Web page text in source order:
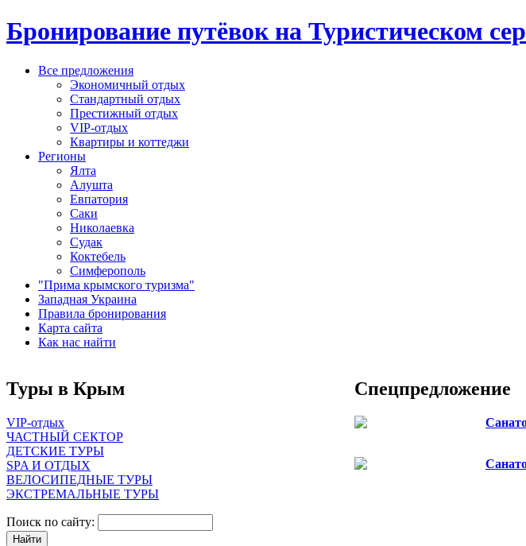
Бронирование путёвок на Туристическом
Все предложения
Экономичный отдых
Стандартный отдых
Престижный отдых
VIP-отдых
Квартиры и коттеджи
Регионы
Ялта
Алушта
Евпатория
Саки
Николаевка
Судак
Коктебель
Симферополь
"Прима крымского туризма"
Западная Украина
Правила бронирования
Карта сайта
Как нас найти
Туры в Крым
VIP-отдых
ЧАСТНЫЙ СЕКТОР
ДЕТСКИЕ ТУРЫ
SPA И ОТДЫХ
ВЕЛОСИПЕДНЫЕ ТУРЫ
ЭКСТРЕМАЛЬНЫЕ ТУРЫ
Спецпредложение
Поиск по сайту: